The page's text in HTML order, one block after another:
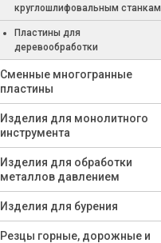
круглошлифовальным станкам
Пластины для
деревообработки
Cменные многогранные
пластины
Изделия для монолитного
инструмента
Изделия для обработки
металлов давлением
Изделия для бурения
Резцы горные, дорожные и